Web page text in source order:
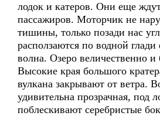
лодок и катеров. Они еще
пассажиров. Моторчик не
тишины, только позади нас
расползаются по водной глади
волна. Озеро величественно и
Высокие края большого
вулкана закрывают от ветра.
удивительна прозрачная, под
поблескивают серебристые